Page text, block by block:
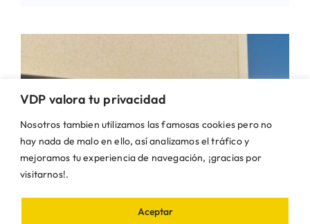
VDP valora tu privacidad
Nosotros tambien utilizamos las famosas cookies pero no
hay nada de malo en ello, así analizamos el tráfico y
mejoramos tu experiencia de navegación, ¡gracias por
visitarnos!.
Aceptar